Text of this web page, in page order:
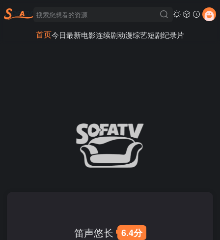
首页今日最新电影连续剧动漫综艺短剧纪录片
笛声悠长 6.4分